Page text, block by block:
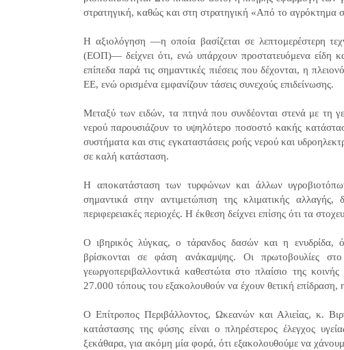
στρατηγική, καθώς και στη στρατηγική «Από το αγρόκτημα
Η αξιολόγηση —η οποία βασίζεται σε λεπτομερέστερη
(ΕΟΠ)— δείχνει ότι, ενώ υπάρχουν προστατευόμενα είδη
επίπεδα παρά τις σημαντικές πιέσεις που δέχονται, η
ΕΕ, ενώ ορισμένα εμφανίζουν τάσεις συνεχούς επιδείνωσης.
Μεταξύ των ειδών, τα πτηνά που συνδέονται στενά με τη
νερού παρουσιάζουν το υψηλότερο ποσοστό κακής
συστήματα και στις εγκαταστάσεις ροής νερού και
σε καλή κατάσταση.
Η αποκατάσταση των τυρφώνων και άλλων
σημαντικά στην αντιμετώπιση της κλιματικής αλλαγής,
περιφερειακές περιοχές. Η έκθεση δείχνει επίσης ότι τα
Ο ιβηρικός λύγκας, ο τάρανδος δασών και η ενυδρίδα,
βρίσκονται σε φάση ανάκαμψης. Οι πρωτοβουλίες
γεωργοπεριβαλλοντικά καθεστώτα στο πλαίσιο της
27.000 τόπους του εξακολουθούν να έχουν θετική επίδραση,
Ο Επίτροπος Περιβάλλοντος, Ωκεανών και Αλιείας, κ.
κατάστασης της φύσης είναι ο πληρέστερος έλεγχος
ξεκάθαρα, για ακόμη μία φορά, ότι εξακολουθούμε να